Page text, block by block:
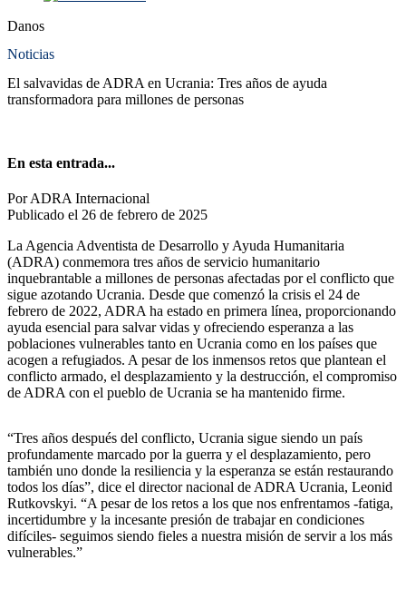
Danos
Noticias
El salvavidas de ADRA en Ucrania: Tres años de ayuda
transformadora para millones de personas
En esta entrada...
Por ADRA Internacional
Publicado el 26 de febrero de 2025
La Agencia Adventista de Desarrollo y Ayuda Humanitaria
(ADRA) conmemora tres años de servicio humanitario
inquebrantable a millones de personas afectadas por el conflicto que
sigue azotando Ucrania. Desde que comenzó la crisis el 24 de
febrero de 2022, ADRA ha estado en primera línea, proporcionando
ayuda esencial para salvar vidas y ofreciendo esperanza a las
poblaciones vulnerables tanto en Ucrania como en los países que
acogen a refugiados. A pesar de los inmensos retos que plantean el
conflicto armado, el desplazamiento y la destrucción, el compromiso
de ADRA con el pueblo de Ucrania se ha mantenido firme.
“Tres años después del conflicto, Ucrania sigue siendo un país
profundamente marcado por la guerra y el desplazamiento, pero
también uno donde la resiliencia y la esperanza se están restaurando
todos los días”, dice el director nacional de ADRA Ucrania, Leonid
Rutkovskyi. “A pesar de los retos a los que nos enfrentamos -fatiga,
incertidumbre y la incesante presión de trabajar en condiciones
difíciles- seguimos siendo fieles a nuestra misión de servir a los más
vulnerables.”